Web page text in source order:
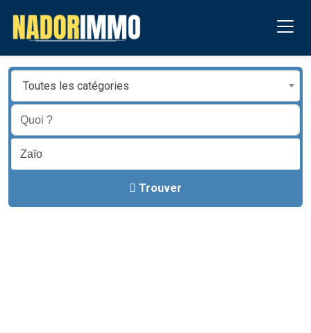
Toutes les catégories
Trouver